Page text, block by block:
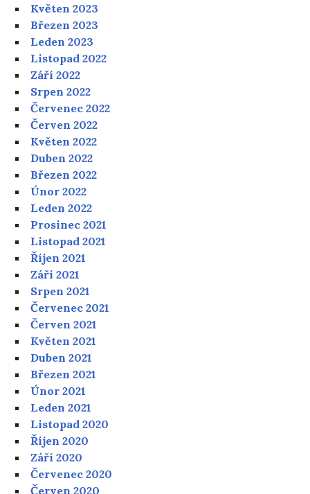
Květen 2023
Březen 2023
Leden 2023
Listopad 2022
Září 2022
Srpen 2022
Červenec 2022
Červen 2022
Květen 2022
Duben 2022
Březen 2022
Únor 2022
Leden 2022
Prosinec 2021
Listopad 2021
Říjen 2021
Září 2021
Srpen 2021
Červenec 2021
Červen 2021
Květen 2021
Duben 2021
Březen 2021
Únor 2021
Leden 2021
Listopad 2020
Říjen 2020
Září 2020
Červenec 2020
Červen 2020